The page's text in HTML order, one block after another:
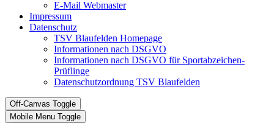
E-Mail Webmaster
Impressum
Datenschutz
TSV Blaufelden Homepage
Informationen nach DSGVO
Informationen nach DSGVO für Sportabzeichen-
Prüflinge
Datenschutzordnung TSV Blaufelden
Off-Canvas Toggle
Mobile Menu Toggle